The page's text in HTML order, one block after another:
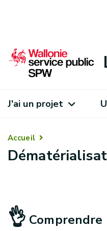
J'ai un projet
Accueil
👌